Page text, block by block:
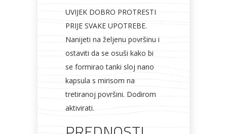
UVIJEK DOBRO PROTRESTI
PRIJE SVAKE UPOTREBE.
Nanijeti na željenu površinu i
ostaviti da se osuši kako bi
se formirao tanki sloj nano
kapsula s mirisom na
tretiranoj površini. Dodirom
aktivirati.